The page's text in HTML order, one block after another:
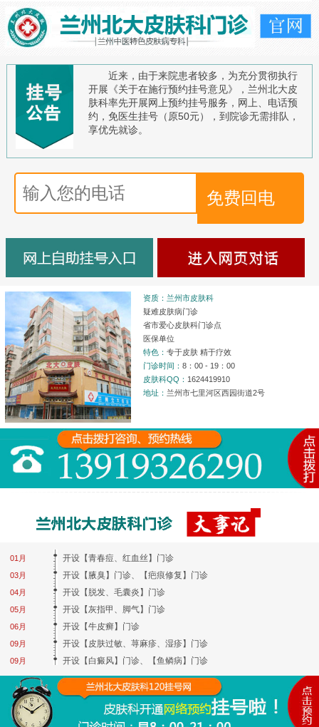
近来，由于来院患者较多，为充分贯彻执行
开展《关于在施行预约挂号意见》，兰州北大皮
肤科率先开展网上预约挂号服务，网上、电话预
约，免医生挂号（原50元），到院诊无需排队，
享优先就诊。
资质：兰州市皮肤科
疑难皮肤病门诊
省市爱心皮肤科门诊点
医保单位
特色：专于皮肤 精于疗效
门诊时间：8：00 - 19：00
皮肤科QQ： 1624419910
地址： 兰州市七里河区西园街道2号
01月
03月
04月
05月
06月
09月
09月
开设【青春痘、红血丝】门诊
开设【腋臭】门诊、【疤痕修复】门诊
开设【脱发、毛囊炎】门诊
开设【灰指甲、脚气】门诊
开设【牛皮癣】门诊
开设【皮肤过敏、荨麻疹、湿疹】门诊
开设【白癜风】门诊、【鱼鳞病】门诊